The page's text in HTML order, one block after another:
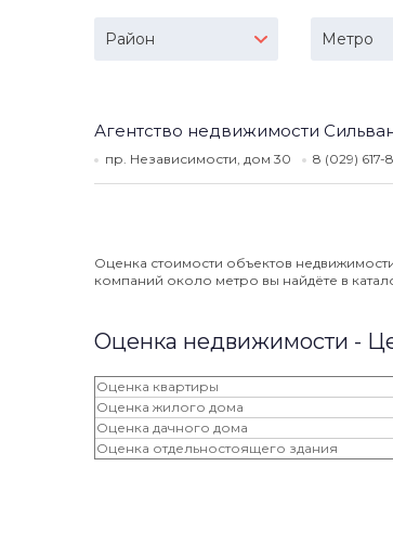
Район Метро
Агентство недвижимости
пр. Независимости, дом 30 8 (029) 617-
Оценка стоимости объектов
компаний около метро вы найдёте в
Оценка недвижимости -
Оценка квартиры
Оценка жилого дома
Оценка дачного дома
Оценка отдельностоящего здания